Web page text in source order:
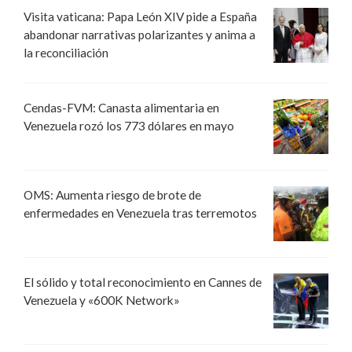
Visita vaticana: Papa León XIV pide a España
abandonar narrativas polarizantes y anima a
la reconciliación
Cendas-FVM: Canasta alimentaria en
Venezuela rozó los 773 dólares en mayo
OMS: Aumenta riesgo de brote de
enfermedades en Venezuela tras terremotos
El sólido y total reconocimiento en Cannes de
Venezuela y «600K Network»